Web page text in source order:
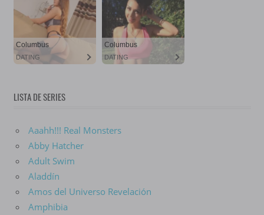
LISTA DE SERIES
Aaahh!!! Real Monsters
Abby Hatcher
Adult Swim
Aladdín
Amos del Universo Revelación
Amphibia